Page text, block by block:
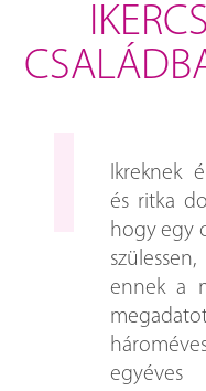
Ikreknek
és ritka
hogy egy
ennek a